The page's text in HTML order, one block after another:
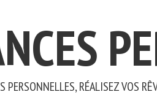
PERSONNELLES, RÉALISEZ VOS